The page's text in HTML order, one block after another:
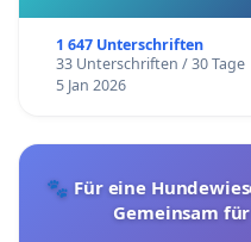
1 647 Unterschriften
33 Unterschriften / 30 Tage
5 Jan 2026
🐾 Für eine
Gemeinsam